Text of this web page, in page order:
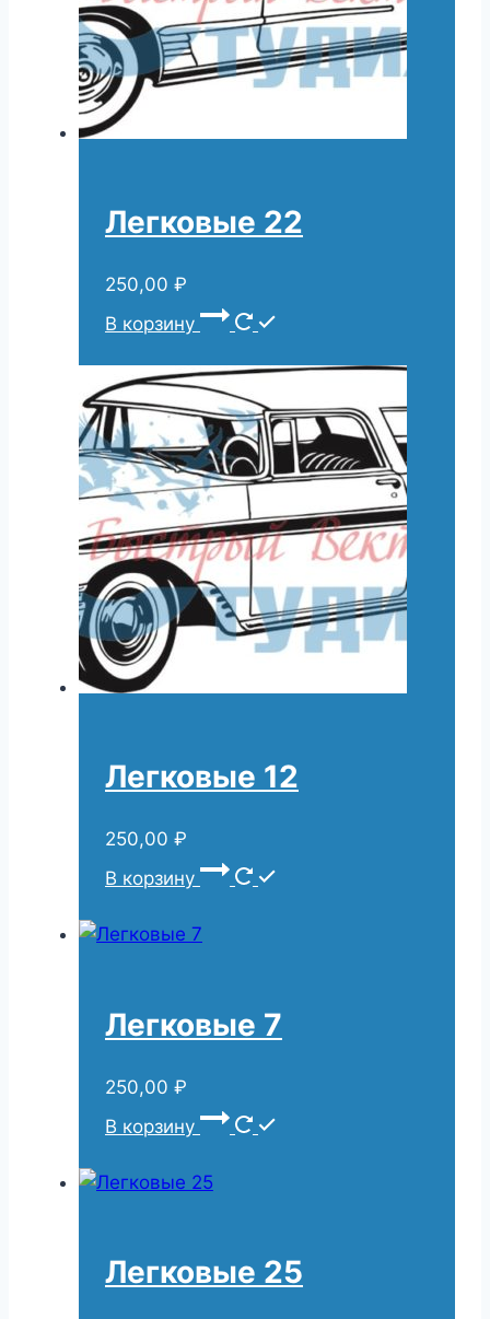
Легковые 22
250,00 ₽
В корзину
Легковые 12
250,00 ₽
В корзину
Легковые 7
250,00 ₽
В корзину
Легковые 25